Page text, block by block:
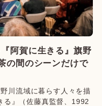
阿賀に生きる』旗野
の間のシーンだけで
川流域に暮らす人々を描
る』（佐藤真監督、1992